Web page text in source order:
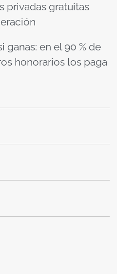
privadas gratuitas
ganas: en el 90 % de
honorarios los paga